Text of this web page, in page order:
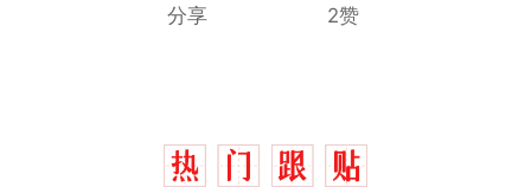
分享 2赞